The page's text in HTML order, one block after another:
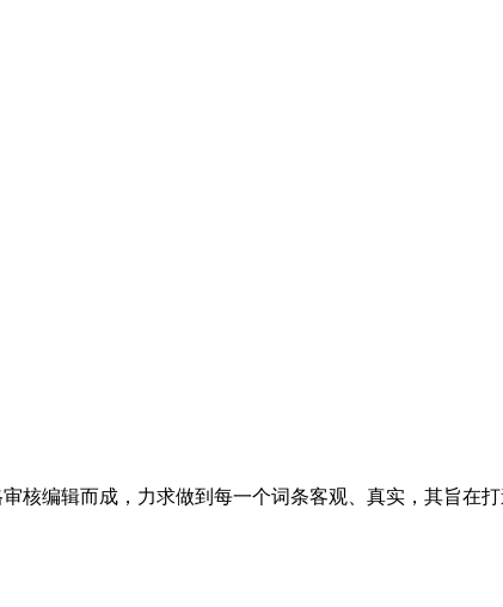
核编辑而成，力求做到每一个词条客观、真实，其旨在